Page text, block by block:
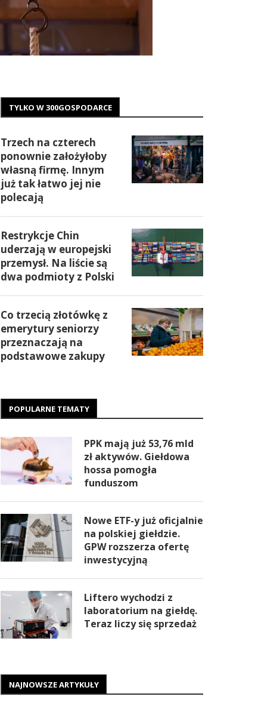
TYLKO W 300GOSPODARCE
Trzech na czterech
ponownie założyłoby
własną firmę. Innym
już tak łatwo jej nie
polecają
Restrykcje Chin
uderzają w europejski
przemysł. Na liście są
dwa podmioty z Polski
Co trzecią złotówkę z
emerytury seniorzy
przeznaczają na
podstawowe zakupy
POPULARNE TEMATY
PPK mają już 53,76 mld
zł aktywów. Giełdowa
hossa pomogła
funduszom
Nowe ETF-y już oficjalnie
na polskiej giełdzie.
GPW rozszerza ofertę
inwestycyjną
Liftero wychodzi z
laboratorium na giełdę.
Teraz liczy się sprzedaż
NAJNOWSZE ARTYKUŁY